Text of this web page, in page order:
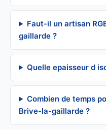
Faut-il un artisan
gaillarde ?
Quelle epaisseur d
Combien de temps
Brive-la-gaillarde ?